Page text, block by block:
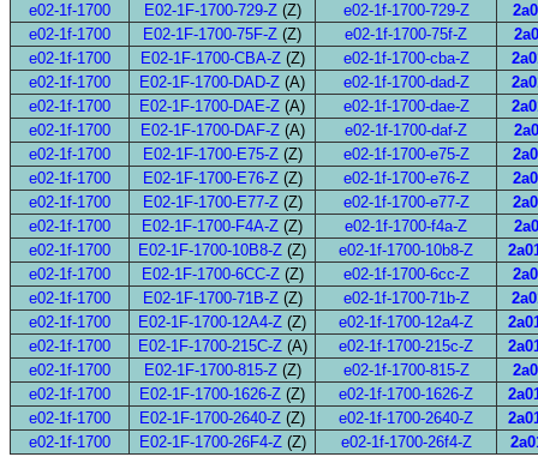
e02-1f-1700
E02-1F-1700-729-Z(Z) e02-1f-1700-729-Z
e02-1f-1700
E02-1F-1700-75F-Z (Z) e02-1f-1700-75f-Z
e02-1f-1700
E02-1F-1700-CBA-Z(Z) e02-1f-1700-cba-Z
e02-1f-1700
E02-1F-1700-DAD-Z (A) e02-1f-1700-dad-Z
e02-1f-1700
E02-1F-1700-DAE-Z (A) e02-1f-1700-dae-Z
e02-1f-1700
E02-1F-1700-DAF-Z(A) e02-1f-1700-daf-Z
e02-1f-1700
E02-1F-1700-E75-Z(Z) e02-1f-1700-e75-Z
e02-1f-1700
E02-1F-1700-E76-Z(Z) e02-1f-1700-e76-Z
e02-1f-1700
E02-1F-1700-E77-Z(Z) e02-1f-1700-e77-Z
e02-1f-1700
E02-1F-1700-F4A-Z (Z) e02-1f-1700-f4a-Z
e02-1f-1700
E02-1F-1700-10B8-Z (Z) e02-1f-1700-10b8-Z
e02-1f-1700
E02-1F-1700-6CC-Z(Z) e02-1f-1700-6cc-Z
e02-1f-1700
E02-1F-1700-71B-Z(Z) e02-1f-1700-71b-Z
e02-1f-1700
E02-1F-1700-12A4-Z (Z) e02-1f-1700-12a4-Z
e02-1f-1700
E02-1F-1700-215C-Z(A) e02-1f-1700-215c-Z
e02-1f-1700
E02-1F-1700-815-Z(Z) e02-1f-1700-815-Z
e02-1f-1700
E02-1F-1700-1626-Z (Z) e02-1f-1700-1626-Z
e02-1f-1700
E02-1F-1700-2640-Z (Z) e02-1f-1700-2640-Z
e02-1f-1700
E02-1F-1700-26F4-Z(Z) e02-1f-1700-26f4-Z